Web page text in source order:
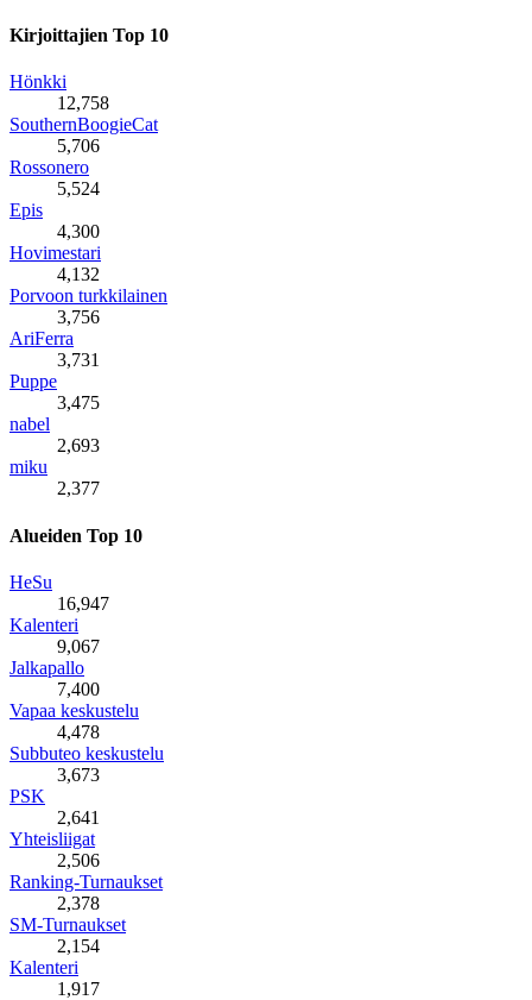
Kirjoittajien Top 10
Hönkki
12,758
SouthernBoogieCat
5,706
Rossonero
5,524
Epis
4,300
Hovimestari
4,132
Porvoon turkkilainen
3,756
AriFerra
3,731
Puppe
3,475
nabel
2,693
miku
2,377
Alueiden Top 10
HeSu
16,947
Kalenteri
9,067
Jalkapallo
7,400
Vapaa keskustelu
4,478
Subbuteo keskustelu
3,673
PSK
2,641
Yhteisliigat
2,506
Ranking-Turnaukset
2,378
SM-Turnaukset
2,154
Kalenteri
1,917